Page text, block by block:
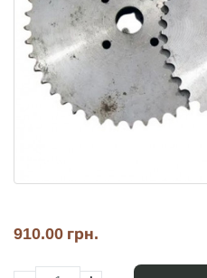
910.00 грн.